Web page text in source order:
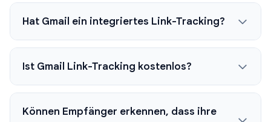
Hat Gmail ein integriertes Link-Tracking?
Ist Gmail Link-Tracking kostenlos?
Können Empfänger erkennen, dass ihre